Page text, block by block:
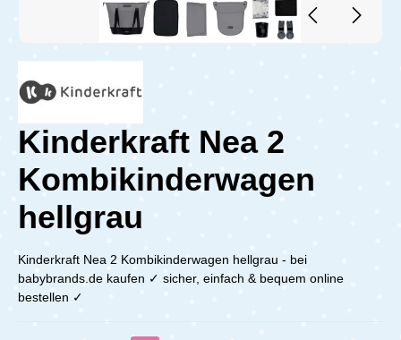
Kinderkraft Nea 2
Kombikinderwagen
hellgrau
Kinderkraft Nea 2 Kombikinderwagen hellgrau - bei
babybrands.de kaufen ✓ sicher, einfach & bequem online
bestellen ✓